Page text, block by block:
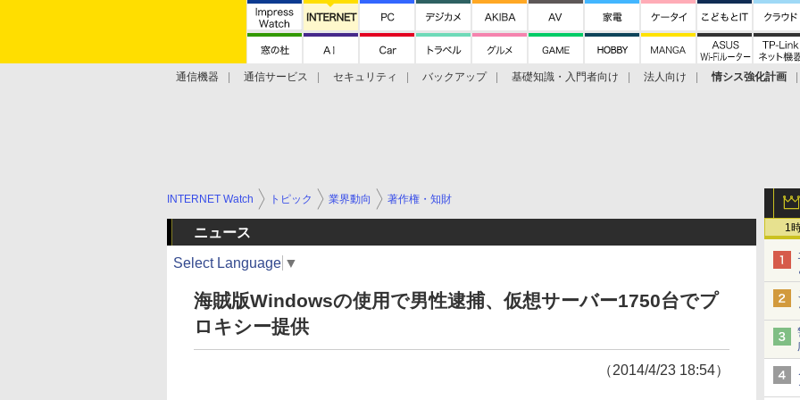
通信機器 通信サービス セキュリティ バックアップ 基礎知識・入門者向け 法人向け
情シス強化計画
1
INTERNET Watch トピック 業界動向 著作権・知財
ニュース
Select Language ▼
海賊版Windowsの使用で男性逮捕、仮想サーバー1750台でプ
ロキシー提供
（2014/4/23 18:54）